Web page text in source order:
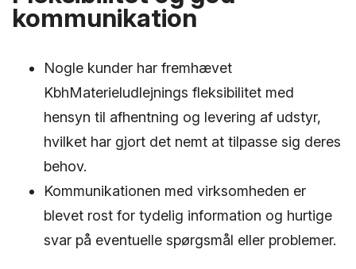
kommunikation
Nogle kunder har fremhævet
KbhMaterieludlejnings fleksibilitet med
hensyn til afhentning og levering af udstyr,
hvilket har gjort det nemt at tilpasse sig deres
behov.
Kommunikationen med virksomheden er
blevet rost for tydelig information og hurtige
svar på eventuelle spørgsmål eller problemer.